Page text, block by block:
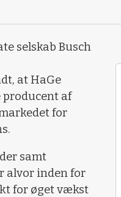
selskab Busch
at HaGe
producent af
for
samt
alvor inden for
for øget vækst